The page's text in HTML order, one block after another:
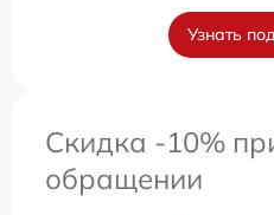
Узнать
Скидка -10%
обращении